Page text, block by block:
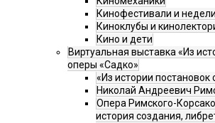
Кинофестивали и
Киноклубы и
Кино и дети
Виртуальная выставка «Из
оперы «Садко»
«Из истории
Николай Андреевич
Опера Римского-
история создания,